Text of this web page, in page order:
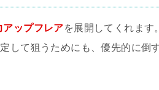
アップフレアを展開してくれます
して狙うためにも、優先的に倒